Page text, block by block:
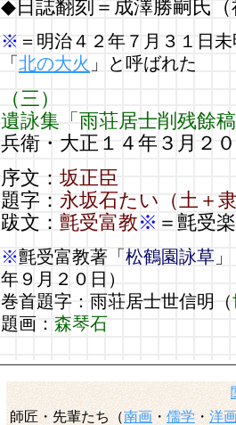
◆日誌翻刻＝成澤勝嗣氏
※ ＝明治４２年７月３１日
「北の大火 」と呼ばれた
（三）
遺詠集「雨荘居士削残餘
兵衛・大正１４年３月２
序文： 坂正臣
題字： 永坂石たい（土＋
跋文： 氈受富教※ ＝氈受
※氈受富教著「松鶴園詠草
年９月２０日）
巻首題字：雨荘居士世信明（
題画： 森琴石
師匠・先輩たち（南画・儒学・洋